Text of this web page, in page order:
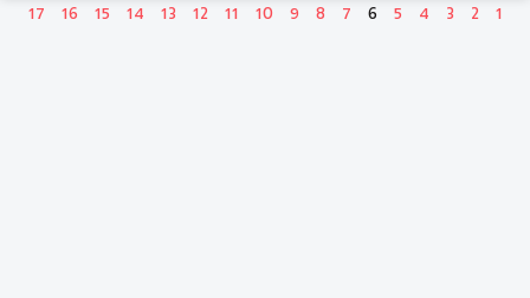
1
2
3
4
5
6
7
8
9
10
11
12
13
14
15
16
17